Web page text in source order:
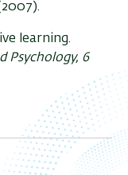
learning.
Psychology, 6